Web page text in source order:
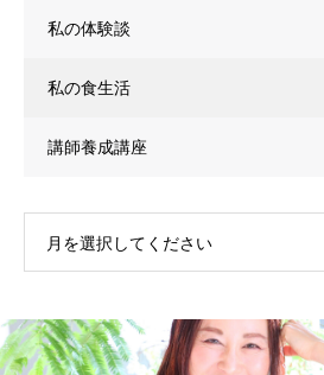
私の体験談
私の食生活
講師養成講座
月を選択してください